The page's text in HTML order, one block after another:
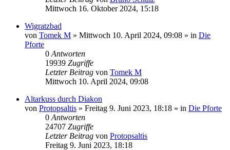
Mittwoch 16. Oktober 2024, 15:18
Wigratzbad
von Tomek M » Mittwoch 10. April 2024, 09:08 » in Die
Pforte
0 Antworten
19939 Zugriffe
Letzter Beitrag von Tomek M
Mittwoch 10. April 2024, 09:08
Altarkuss durch Diakon
von Protopsaltis » Freitag 9. Juni 2023, 18:18 » in Die Pforte
0 Antworten
24707 Zugriffe
Letzter Beitrag von Protopsaltis
Freitag 9. Juni 2023, 18:18